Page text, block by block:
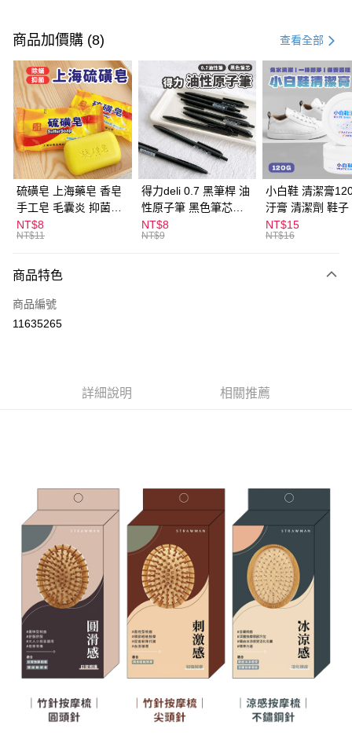
信用卡一次付款
超商取貨付款
LINE Pay
Apple Pay
街口支付
悠遊付
ATM付款
全家取貨付款
每筆NT$60，滿NT$599(含以上)免運費
付款後全家取貨
每筆NT$60，滿NT$599(含以上)免運費
每筆NT$120，滿NT$1,999(含以上)免運費
商品加價購 (8) 查看全部
硫磺皂 上海藥皂 香皂
手工皂 毛囊炎 抑菌除
蟎 清潔護膚 去油去痘
寵物皮膚病 狗狗貓咪
NT$8
NT$11
得力deli 0.7 黑筆桿 油
性原子筆 黑色筆芯
S304
NT$8
NT$9
小白鞋 清潔膏
汙膏 清潔劑 鞋子
漬 白皮鞋 鞋油
NT$15
NT$16
商品特色
商品編號
11635265
詳細說明 相關推薦